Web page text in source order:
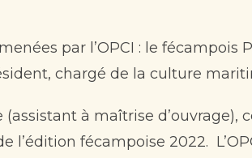
par l’OPCI : le fécampois
chargé de la culture
à maîtrise
l’édition fécampoise 2022.